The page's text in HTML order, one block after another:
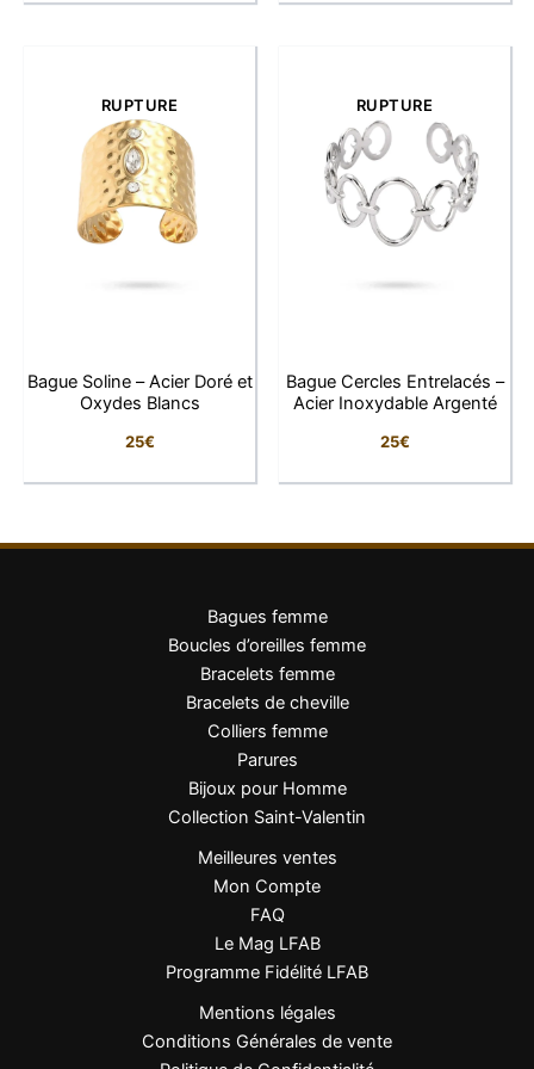
LFAB célèbre une féminité libre, solaire et audacieuse.
et à votre envie d’oser.
RUPTURE
Bague Soline – Acier Doré et
Oxydes Blancs
25€
RUPTURE
Bague Cercles Entrelacés –
Acier Inoxydable Argenté
25€
Bagues femme
Boucles d’oreilles femme
Bracelets femme
Bracelets de cheville
Colliers femme
Parures
Bijoux pour Homme
Collection Saint-Valentin
Meilleures ventes
Mon Compte
FAQ
Le Mag LFAB
Programme Fidélité LFAB
Mentions légales
Conditions Générales de vente